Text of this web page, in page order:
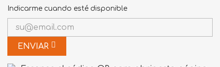
Indicarme cuando esté disponible
ENVIAR